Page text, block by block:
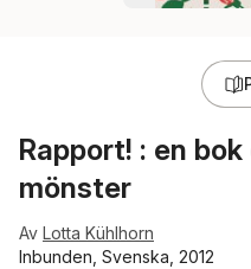
Rapport! : en
mönster
Av Lotta Kühlhorn
Inbunden, Svenska, 2012